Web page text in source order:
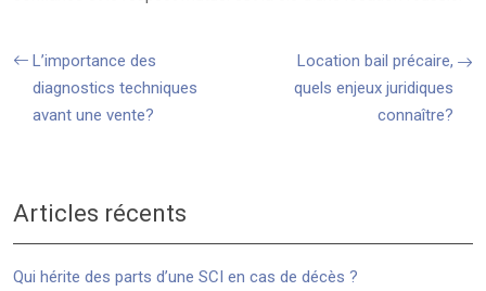
L’importance des
diagnostics techniques
avant une vente?
Location bail précaire,
quels enjeux juridiques
connaître?
Articles récents
Qui hérite des parts d’une SCI en cas de décès ?